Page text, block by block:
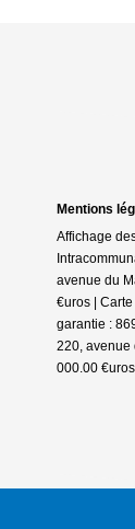
Mentions
Affichage
avenue du
€uros |
garantie :
220, avenue
000.00